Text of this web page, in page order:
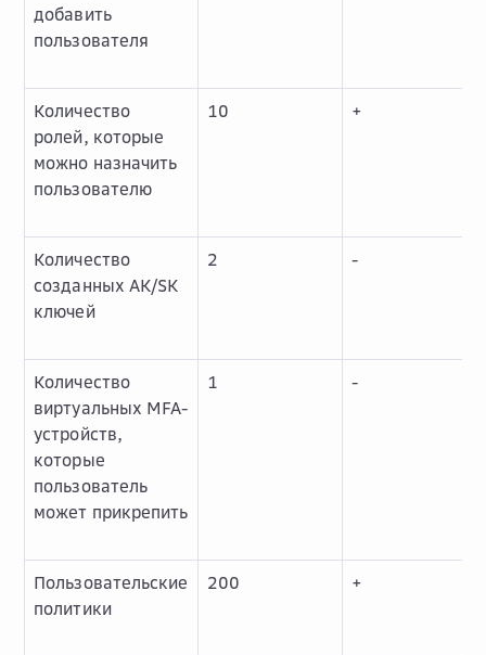
добавить
пользователя
Количество
ролей, которые
можно назначить
пользователю
10 +
Количество
созданных AK/SK
ключей
2 -
Количество
виртуальных MFA-
устройств,
которые
пользователь
может прикрепить
1 -
Пользовательские
политики
200 +